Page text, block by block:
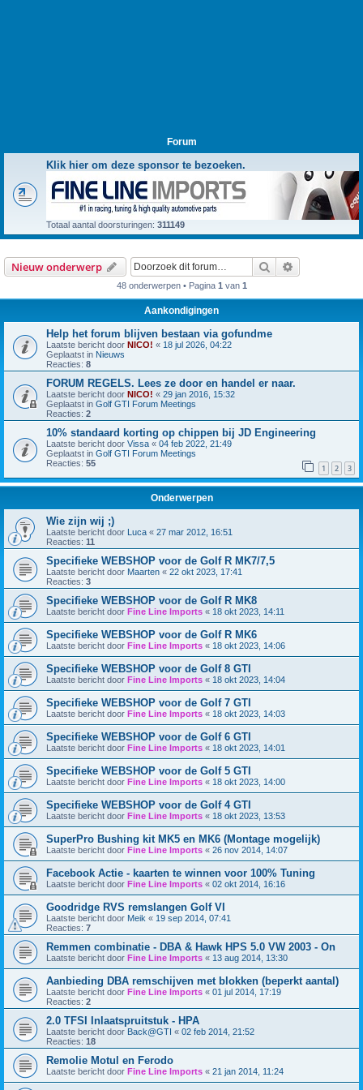
Forum
Klik hier om deze sponsor te bezoeken.
Totaal aantal doorsturingen: 311149
Nieuw onderwerp Zoek
48 onderwerpen • Pagina 1 van 1
Aankondigingen
Help het forum blijven bestaan via gofundme
Laatste bericht door NICO! « 18 jul 2026, 04:22
Geplaatst in Nieuws
Reacties: 8
FORUM REGELS. Lees ze door en handel er naar.
Laatste bericht door NICO! « 29 jan 2016, 15:32
Geplaatst in Golf GTI Forum Meetings
Reacties: 2
10% standaard korting op chippen bij JD Engineering
Laatste bericht door Vissa « 04 feb 2022, 21:49
Geplaatst in Golf GTI Forum Meetings
Reacties: 55 1 2 3
Onderwerpen
Wie zijn wij ;)
Laatste bericht door Luca « 27 mar 2012, 16:51
Reacties: 11
Specifieke WEBSHOP voor de Golf R MK7/7,5
Laatste bericht door Maarten « 22 okt 2023, 17:41
Reacties: 3
Specifieke WEBSHOP voor de Golf R MK8
Laatste bericht door Fine Line Imports « 18 okt 2023, 14:11
Specifieke WEBSHOP voor de Golf R MK6
Laatste bericht door Fine Line Imports « 18 okt 2023, 14:06
Specifieke WEBSHOP voor de Golf 8 GTI
Laatste bericht door Fine Line Imports « 18 okt 2023, 14:04
Specifieke WEBSHOP voor de Golf 7 GTI
Laatste bericht door Fine Line Imports « 18 okt 2023, 14:03
Specifieke WEBSHOP voor de Golf 6 GTI
Laatste bericht door Fine Line Imports « 18 okt 2023, 14:01
Specifieke WEBSHOP voor de Golf 5 GTI
Laatste bericht door Fine Line Imports « 18 okt 2023, 14:00
Specifieke WEBSHOP voor de Golf 4 GTI
Laatste bericht door Fine Line Imports « 18 okt 2023, 13:53
SuperPro Bushing kit MK5 en MK6 (Montage mogelijk)
Laatste bericht door Fine Line Imports « 26 nov 2014, 14:07
Facebook Actie - kaarten te winnen voor 100% Tuning
Laatste bericht door Fine Line Imports « 02 okt 2014, 16:16
Goodridge RVS remslangen Golf VI
Laatste bericht door Meik « 19 sep 2014, 07:41
Reacties: 7
Remmen combinatie - DBA & Hawk HPS 5.0 VW 2003 - On
Laatste bericht door Fine Line Imports « 13 aug 2014, 13:30
Aanbieding DBA remschijven met blokken (beperkt aantal)
Laatste bericht door Fine Line Imports « 01 jul 2014, 17:19
Reacties: 2
2.0 TFSI Inlaatspruitstuk - HPA
Laatste bericht door Back@GTI « 02 feb 2014, 21:52
Reacties: 18
Remolie Motul en Ferodo
Laatste bericht door Fine Line Imports « 21 jan 2014, 11:24